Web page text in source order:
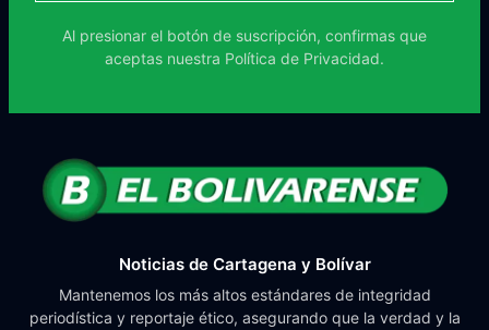
Al presionar el botón de suscripción, confirmas que
aceptas nuestra Política de Privacidad.
Noticias de Cartagena y Bolívar
Mantenemos los más altos estándares de integridad
periodística y reportaje ético, asegurando que la verdad y la